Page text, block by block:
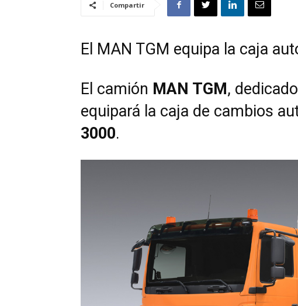
Compartir
El MAN TGM equipa la caja
El camión MAN TGM,
equipará la caja de cambios
3000.